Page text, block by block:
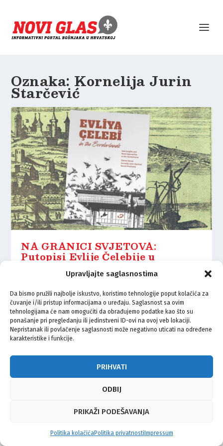
Upravljajte saglasnostima
Da bismo pružili najbolje iskustvo, koristimo tehnologije poput kolačića za
čuvanje i/ili pristup informacijama o uređaju. Saglasnost sa ovim
tehnologijama će nam omogućiti da obrađujemo podatke kao što su
ponašanje pri pregledanju ili jedinstveni ID-ovi na ovoj veb lokaciji.
Nepristanak ili povlačenje saglasnosti može negativno uticati na određene
karakteristike i funkcije.
PRIHVATI
ODBIJ
PRIKAŽI PODEŠAVANJA
Politika kolačićaPolitika privatnosti Impressum
Oznaka: Kornelija Jurin
Starčević
NA GRANICI SVJETOVA:
Putopisi Evlije Čelebije u
zagrebačkom izdanju